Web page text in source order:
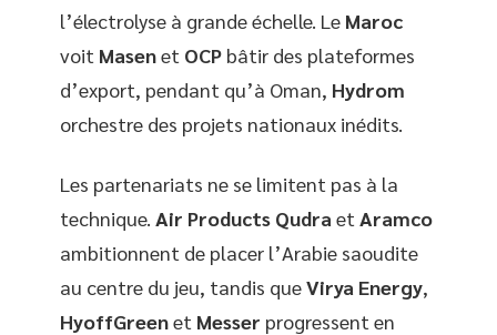
l’électrolyse à grande échelle. Le Maroc
voit Masenet OCP bâtir des plateformes
d’export, pendant qu’à Oman, Hydrom
orchestre des projets nationaux inédits.
Les partenariats ne se limitent pas à la
technique. Air Products Qudra et Aramco
ambitionnent de placer l’Arabie saoudite
au centre du jeu, tandis queVirya Energy,
HyoffGreenet Messer progressent en